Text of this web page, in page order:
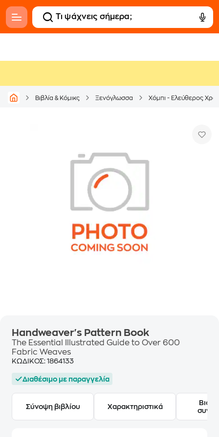
Βιβλία & Κόμικς Ξενόγλωσσα Χόμπι - Ελεύθερος
Handweaver's Pattern Book
The Essential Illustrated Guide to Over 600
Fabric Weaves
ΚΩΔΙΚΟΣ: 1864133
Διαθέσιμο με παραγγελία
Σύνοψη βιβλίου Χαρακτηριστικά